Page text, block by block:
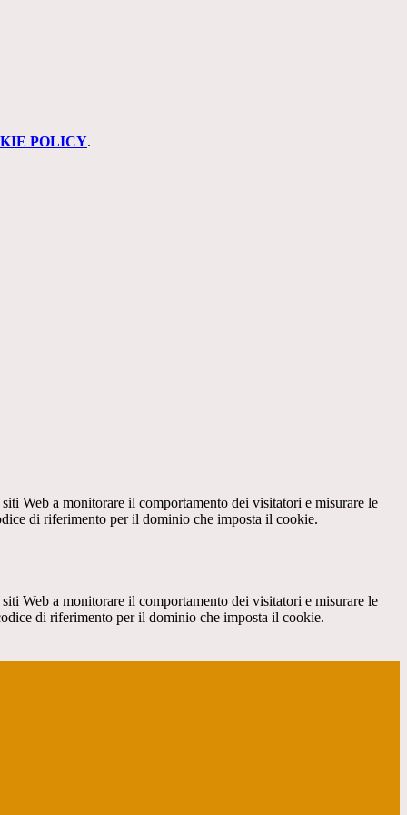
POLICY.
Web a monitorare il comportamento dei visitatori e misurare le
di riferimento per il dominio che imposta il cookie.
Web a monitorare il comportamento dei visitatori e misurare le
di riferimento per il dominio che imposta il cookie.